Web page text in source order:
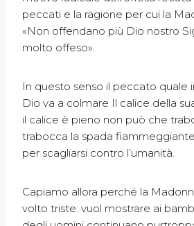
peccati e la ragione per cui la
«Non offendano più Dio nostro
molto offeso».
In questo senso il peccato quale
Dio va a colmare Il calice della
il calice è pieno non può che
trabocca la spada
per scagliarsi contro l’umanità.
Capiamo allora perché la
volto triste: vuol mostrare ai